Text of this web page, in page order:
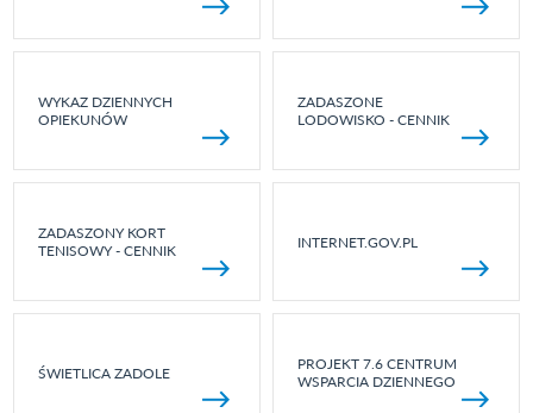
WYKAZ DZIENNYCH
OPIEKUNÓW
ZADASZONE
LODOWISKO - CENNIK
ZADASZONY KORT
TENISOWY - CENNIK
INTERNET.GOV.PL
ŚWIETLICA ZADOLE
PROJEKT 7.6 CENTRUM
WSPARCIA DZIENNEGO